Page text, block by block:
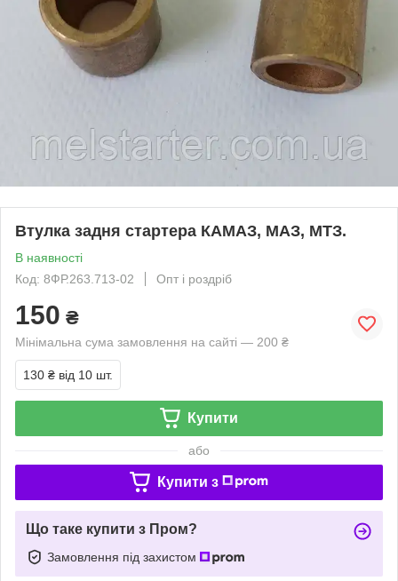
Втулка задня стартера КАМАЗ, МАЗ, МТЗ.
В наявності
Код: 8ФР.263.713-02
Опт і роздріб
150 ₴
Мінімальна сума замовлення на сайті — 200 ₴
130 ₴ від 10 шт.
Купити
або
Купити з
Що таке купити з Пром?
Замовлення під захистом